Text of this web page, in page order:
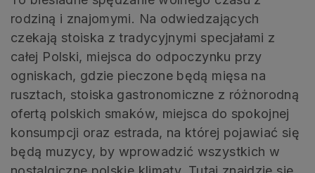
rodziną i znajomymi. Na odwiedzających
czekają stoiska z tradycyjnymi specjałami z
całej Polski, miejsca do odpoczynku przy
ogniskach, gdzie pieczone będą mięsa na
rusztach, stoiska gastronomiczne z różnorodną
ofertą polskich smaków, miejsca do spokojnej
konsumpcji oraz estrada, na której pojawiać się
będą muzycy, by wprowadzić wszystkich w